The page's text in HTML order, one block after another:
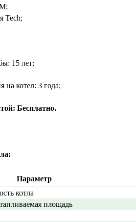
;
Tech;
15 лет;
на котел: 3 года;
Бесплатно.
Параметр
котла
площадь